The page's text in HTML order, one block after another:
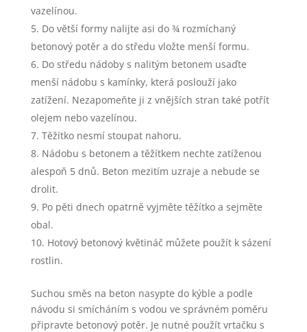
vazelínou.
Do větší formy nalijte asi do ¾ rozmíchaný
betonový potěr a do středu vložte menší formu.
Do středu nádoby s nalitým betonem usaďte
menší nádobu s kamínky, která poslouží jako
zatížení. Nezapomeňte ji z vnějších stran také potřít
olejem nebo vazelínou.
Těžítko nesmí stoupat nahoru.
Nádobu s betonem a těžítkem nechte zatíženou
alespoň 5 dnů. Beton mezitím uzraje a nebude se
drolit.
Po pěti dnech opatrně vyjměte těžítko a sejměte
obal.
Hotový betonový květináč můžete použít k sázení
rostlin.
Suchou směs na beton nasypte do kýble a podle
návodu si smícháním s vodou ve správném poměru
připravte betonový potěr. Je nutné použít vrtačku s